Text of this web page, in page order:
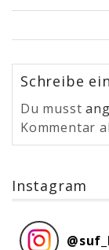
Schreibe
Du musst
Kommentar
Instagram
@